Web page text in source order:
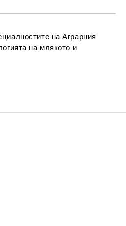
на Аграрния
на млякото и